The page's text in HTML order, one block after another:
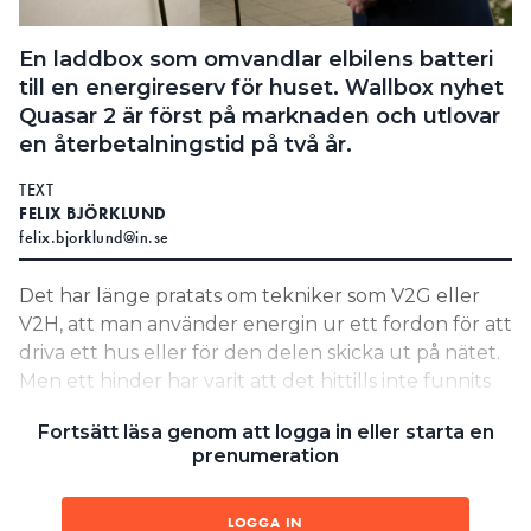
SEARCH
En laddbox som omvandlar elbilens batteri
till en energireserv för huset. Wallbox nyhet
Quasar 2 är först på marknaden och utlovar
en återbetalningstid på två år.
TEXT
FELIX BJÖRKLUND
felix.bjorklund@in.se
Det har länge pratats om tekniker som V2G eller
V2H, att man använder energin ur ett fordon för att
driva ett hus eller för den delen skicka ut på nätet.
Men ett hinder har varit att det hittills inte funnits
den reserv som står parkerad.
lanserat en dubbelriktad laddbox kompatibel med
Fortsätt läsa genom att logga in eller starta en
prenumeration
LOGGA IN